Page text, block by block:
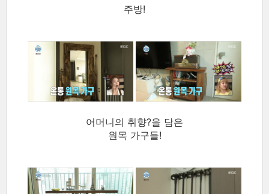
주방!
어머니의 취향?을 담은
원목 가구들!